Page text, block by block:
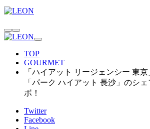
TOP
GOURMET
「ハイアット リージェンシー 東
「パーク ハイアット 長沙」のシ
ボ！
Twitter
Facebook